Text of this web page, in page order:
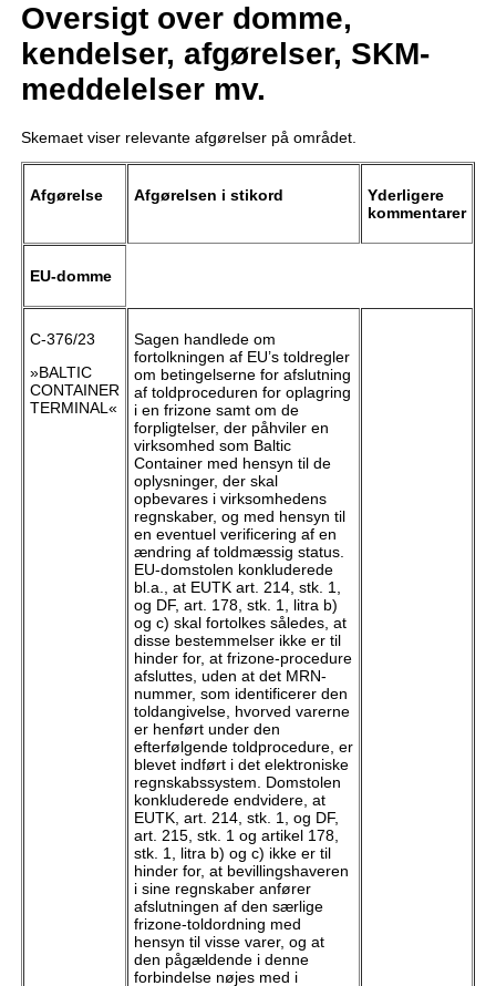
Oversigt over domme,
kendelser, afgørelser, SKM-
meddelelser mv.
Skemaet viser relevante afgørelser på området.
Afgørelse Afgørelsen i stikord
Yderligere
kommentarer
EU-domme
C-376/23
»BALTIC
CONTAINER
TERMINAL«
Sagen handlede om
fortolkningen af EU’s toldregler
om betingelserne for afslutning
af toldproceduren for oplagring
i en frizone samt om de
forpligtelser, der påhviler en
virksomhed som Baltic
Container med hensyn til de
oplysninger, der skal
opbevares i virksomhedens
regnskaber, og med hensyn til
en eventuel verificering af en
ændring af toldmæssig status.
EU-domstolen konkluderede
bl.a., at EUTK art. 214, stk. 1,
og DF, art. 178, stk. 1, litra b)
og c) skal fortolkes således, at
disse bestemmelser ikke er til
hinder for, at frizone-procedure
afsluttes, uden at det MRN-
nummer, som identificerer den
toldangivelse, hvorved varerne
er henført under den
efterfølgende toldprocedure, er
blevet indført i det elektroniske
regnskabssystem. Domstolen
konkluderede endvidere, at
EUTK, art. 214, stk. 1, og DF,
art. 215, stk. 1 og artikel 178,
stk. 1, litra b) og c) ikke er til
hinder for, at bevillingshaveren
i sine regnskaber anfører
afslutningen af den særlige
frizone-toldordning med
hensyn til visse varer, og at
den pågældende i denne
forbindelse nøjes med i